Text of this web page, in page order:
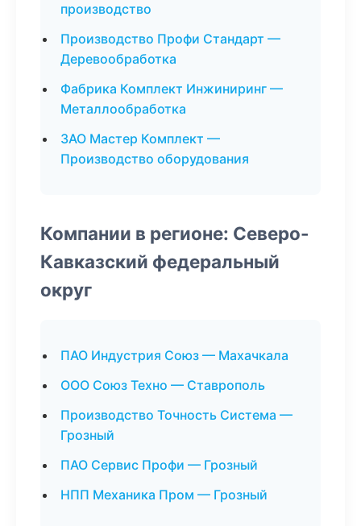
производство
Производство Профи Стандарт —
Деревообработка
Фабрика Комплект Инжиниринг —
Металлообработка
ЗАО Мастер Комплект —
Производство оборудования
Компании в регионе: Северо-
Кавказский федеральный
округ
ПАО Индустрия Союз — Махачкала
ООО Союз Техно — Ставрополь
Производство Точность Система —
Грозный
ПАО Сервис Профи — Грозный
НПП Механика Пром — Грозный